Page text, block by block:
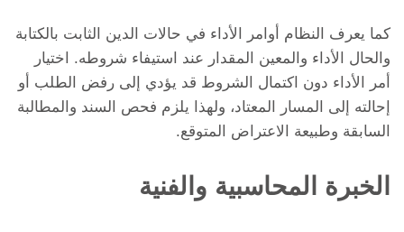
كما يعرف النظام أوامر الأداء في حالات الدين الثابت بالكتابة
والحال الأداء والمعين المقدار عند استيفاء شروطه. اختيار
أمر الأداء دون اكتمال الشروط قد يؤدي إلى رفض الطلب أو
إحالته إلى المسار المعتاد، ولهذا يلزم فحص السند والمطالبة
السابقة وطبيعة الاعتراض المتوقع.
الخبرة المحاسبية والفنية